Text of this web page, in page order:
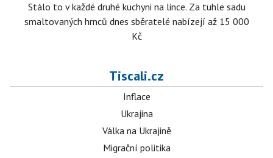
Stálo to v každé druhé kuchyni na lince. Za tuhle sadu
smaltovaných hrnců dnes sběratelé nabízejí až 15 000
Kč
Tiscali.cz
Inflace
Ukrajina
Válka na Ukrajině
Migrační politika